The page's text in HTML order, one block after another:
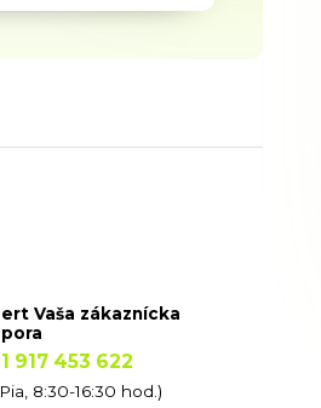
Vaša zákaznícka
917 453 622
8:30-16:30 hod.)